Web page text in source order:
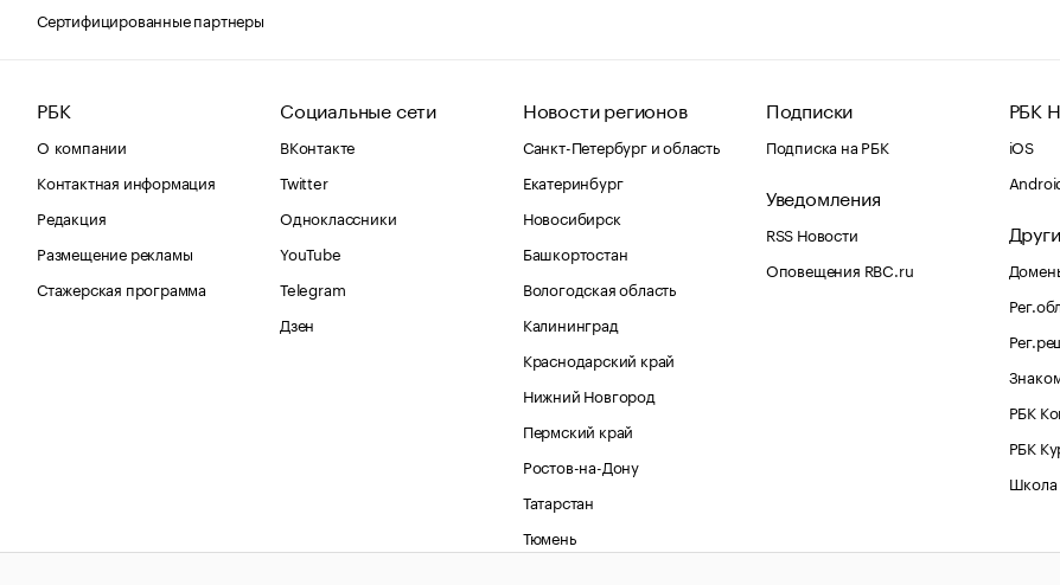
Сертифицированные партнеры
РБК
О компании
Контактная информация
Редакция
Размещение рекламы
Стажерская программа
Социальные сети
ВКонтакте
Twitter
Одноклассники
YouTube
Telegram
Дзен
Новости регионов
Санкт-Петербург и область
Екатеринбург
Новосибирск
Башкортостан
Вологодская область
Калининград
Краснодарский край
Нижний Новгород
Пермский край
Ростов-на-Дону
Татарстан
Тюмень
Подписки
Подписка на РБК
Уведомления
RSS Новости
Оповещения RBC.ru
РБК
iOS
РБК
РБК
Школа